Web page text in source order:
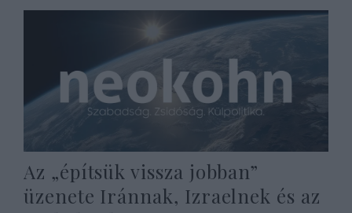
Az „építsük vissza jobban”
üzenete Iránnak, Izraelnek és az